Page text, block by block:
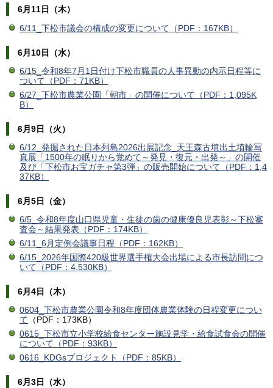
6月11日（木）
6/11_下松市議会の構成の変更について（PDF：167KB）
6月10日（水）
6/15_令和8年7月1日付け下松市職員の人事異動の内示日程等に
ついて（PDF：71KB）
6/27_下松市農業公園「朝市」の開催について（PDF：1,095K
B）
6月9日（火）
6/12_発掘された日本列島2026出展記念_天王森古墳出土埴輪写
真展「1500年の眠りから覚めて～発見・復元・出発～」の開催
及び「下松市お宝ガチャ第3弾」の販売開始について（PDF：1,4
37KB）
6月5日（金）
6/5_令和8年度山口県児童・生徒の歯の健康優良児表彰～下松審
査会～結果発表（PDF：174KB）
6/11_6月定例会議事日程（PDF：162KB）
6/15_2026年国際420級世界選手権大会出場による市長訪問につ
いて（PDF：4,530KB）
6月4日（木）
0604_ 下松市農業公園令和8年度団体農業体験の日程変更につい
て （PDF：173KB）
0615_下松市立小学校給食センター施設見学・給食試食会の開催
について（PDF：93KB）
0616_KDGsプロジェクト（PDF：85KB）
6月3日（水）